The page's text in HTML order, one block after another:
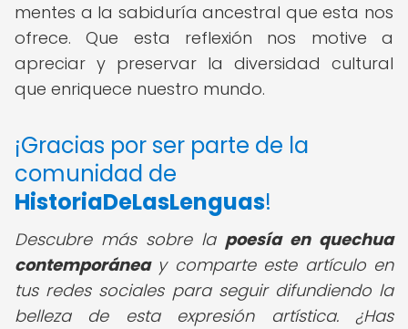
mentes a la sabiduría ancestral que esta nos
ofrece. Que esta reflexión nos motive a
apreciar y preservar la diversidad cultural
que enriquece nuestro mundo.
¡Gracias por ser parte de la
comunidad de
HistoriaDeLasLenguas!
Descubre más sobre la poesía en quechua
contemporáneay comparte este artículo en
tus redes sociales para seguir difundiendo la
belleza de esta expresión artística. ¿Has